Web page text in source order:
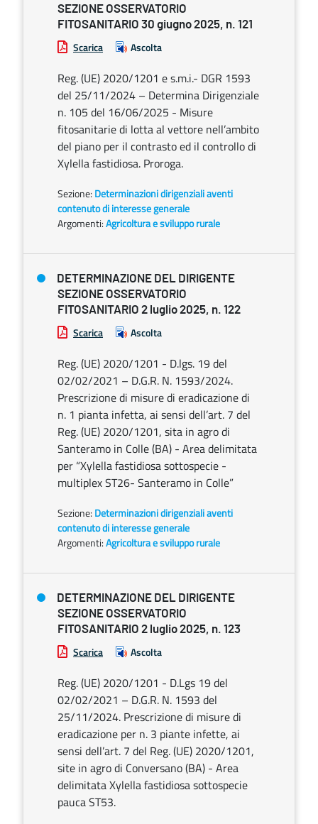
SEZIONE OSSERVATORIO
FITOSANITARIO 30 giugno 2025, n. 121
Scarica Ascolta
Reg. (UE) 2020/1201 e s.m.i.- DGR 1593
del 25/11/2024 – Determina Dirigenziale
n. 105 del 16/06/2025 - Misure
fitosanitarie di lotta al vettore nell’ambito
del piano per il contrasto ed il controllo di
Xylella fastidiosa. Proroga.
Sezione: Determinazioni dirigenziali aventi
contenuto di interesse generale
Argomenti:Agricoltura e sviluppo rurale
DETERMINAZIONE DEL DIRIGENTE
SEZIONE OSSERVATORIO
FITOSANITARIO 2 luglio 2025, n. 122
Scarica Ascolta
Reg. (UE) 2020/1201 - D.lgs. 19 del
02/02/2021 – D.G.R. N. 1593/2024.
Prescrizione di misure di eradicazione di
n. 1 pianta infetta, ai sensi dell’art. 7 del
Reg. (UE) 2020/1201, sita in agro di
Santeramo in Colle (BA) - Area delimitata
per “Xylella fastidiosa sottospecie -
multiplex ST26- Santeramo in Colle”
Sezione: Determinazioni dirigenziali aventi
contenuto di interesse generale
Argomenti:Agricoltura e sviluppo rurale
DETERMINAZIONE DEL DIRIGENTE
SEZIONE OSSERVATORIO
FITOSANITARIO 2 luglio 2025, n. 123
Scarica Ascolta
Reg. (UE) 2020/1201 - D.Lgs 19 del
02/02/2021 – D.G.R. N. 1593 del
25/11/2024. Prescrizione di misure di
eradicazione per n. 3 piante infette, ai
sensi dell’art. 7 del Reg. (UE) 2020/1201,
site in agro di Conversano (BA) - Area
delimitata Xylella fastidiosa sottospecie
pauca ST53.